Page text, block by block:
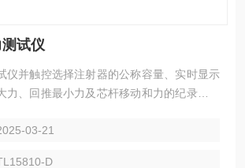
试仪
仪并触控选择注射器的公称容量、实时显示
力、回推最小力及芯杆移动和力的纪录图，
03-21
D